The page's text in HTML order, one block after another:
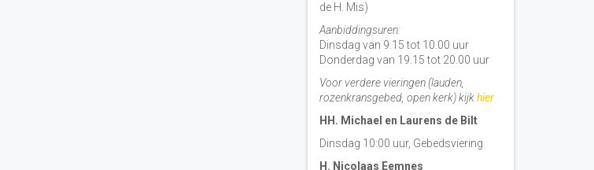
de H. Mis)
Aanbiddingsuren:
Dinsdag van 9.15 tot 10.00 uur
Donderdag van 19.15 tot 20.00 uur
Voor verdere vieringen (lauden,
rozenkransgebed, open kerk) kijkhier
HH. Michael en Laurens de Bilt
Dinsdag 10:00 uur, Gebedsviering
H. Nicolaas Eemnes